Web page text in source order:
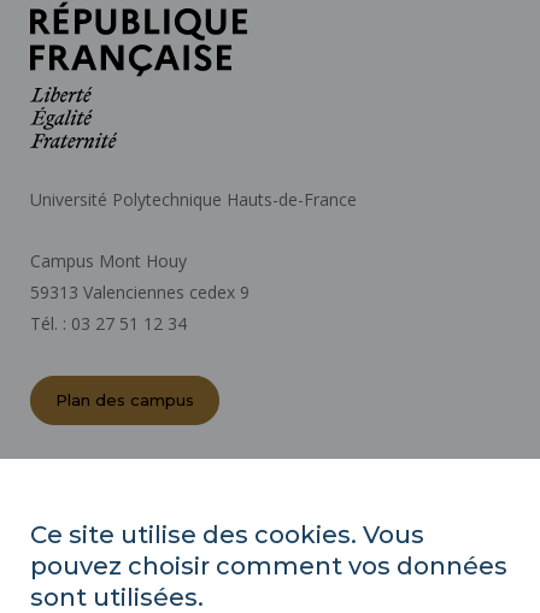
Université Polytechnique Hauts-de-France
Campus Mont Houy
59313 Valenciennes cedex 9
Tél. : 03 27 51 12 34
Plan des campus
PLAN DU SITE
Ce site utilise des cookies. Vous
pouvez choisir comment vos données
sont utilisées.